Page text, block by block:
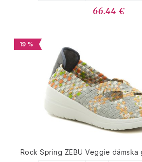
66.44 €
19 %
Rock Spring ZEBU Veggie